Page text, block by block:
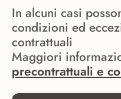
In alcuni casi
condizioni ed
contrattuali
Maggiori
precontrattuali e